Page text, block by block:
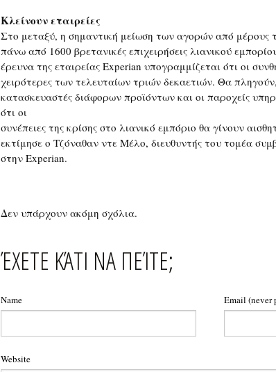
Κλείνουν εταιρείες
Στο μεταξύ, η σημαντική μείωση των αγορών από μέρους
πάνω από 1600 βρετανικές επιχειρήσεις λιανικού
έρευνα της εταιρείας Experian υπογραμμίζεται ότι οι
χειρότερες των τελευταίων τριών δεκαετιών. Θα
κατασκευαστές διάφορων προϊόντων και οι παροχείς
ότι οι
συνέπειες της κρίσης στο λιανικό εμπόριο θα γίνουν
εκτίμησε ο Τζόναθαν ντε Μέλο, διευθυντής του τομέα
στην Experian.
Δεν υπάρχουν ακόμη σχόλια.
ΈΧΕΤΕ ΚΆΤΙ ΝΑ ΠΕΊΤΕ;
Name Email (never
Website